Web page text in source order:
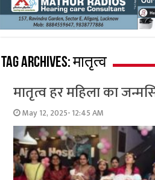
Tag Archives:मातृत्व
मातृत्व हर महिला का
May 12, 2025- 12:45 AM